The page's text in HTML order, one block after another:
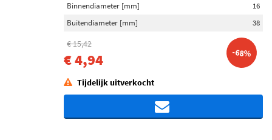
Binnendiameter [mm]
16
Buitendiameter [mm]
38
€ 15,42
€ 4,94 -68%
Tijdelijk uitverkocht